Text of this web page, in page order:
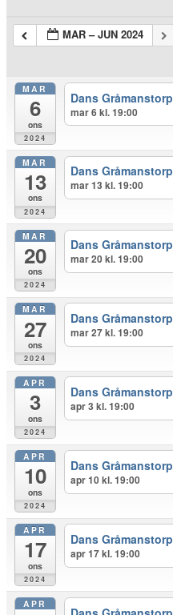
MAR – JUN 2024
MAR
6
ons
2024
Dans Gråmanstorp
mar 6 kl. 19:00
MAR
13
ons
2024
Dans Gråmanstorp
mar 13 kl. 19:00
MAR
20
ons
2024
Dans Gråmanstorp
mar 20 kl. 19:00
MAR
27
ons
2024
Dans Gråmanstorp
mar 27 kl. 19:00
APR
3
ons
2024
Dans Gråmanstorp
apr 3 kl. 19:00
APR
10
ons
2024
Dans Gråmanstorp
apr 10 kl. 19:00
APR
17
ons
2024
Dans Gråmanstorp
apr 17 kl. 19:00
APR